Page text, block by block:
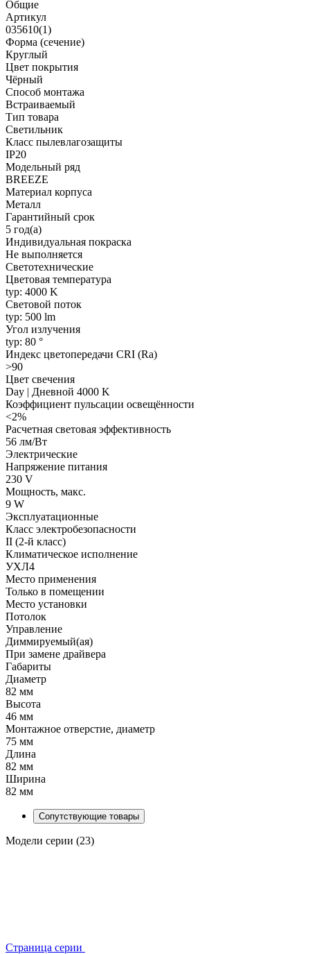
Общие
Артикул
035610(1)
Форма (сечение)
Круглый
Цвет покрытия
Чёрный
Способ монтажа
Встраиваемый
Тип товара
Светильник
Класс пылевлагозащиты
IP20
Модельный ряд
BREEZE
Материал корпуса
Металл
Гарантийный срок
5 год(а)
Индивидуальная покраска
Не выполняется
Светотехнические
Цветовая температура
typ: 4000 K
Световой поток
typ: 500 lm
Угол излучения
typ: 80 °
Индекс цветопередачи CRI (Ra)
>90
Цвет свечения
Day | Дневной 4000 K
Коэффициент пульсации освещённости
<2%
Расчетная световая эффективность
56 лм/Вт
Электрические
Напряжение питания
230 V
Мощность, макс.
9 W
Эксплуатационные
Класс электробезопасности
II (2-й класс)
Климатическое исполнение
УХЛ4
Место применения
Только в помещении
Место установки
Потолок
Управление
Диммируемый(ая)
При замене драйвера
Габариты
Диаметр
82 мм
Высота
46 мм
Монтажное отверстие, диаметр
75 мм
Длина
82 мм
Ширина
82 мм
Сопутствующие товары
Модели серии (23)
Страница серии